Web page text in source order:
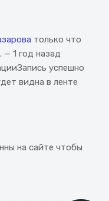
только что
— 1 год назад
Запись успешно
видна в ленте
на сайте чтобы